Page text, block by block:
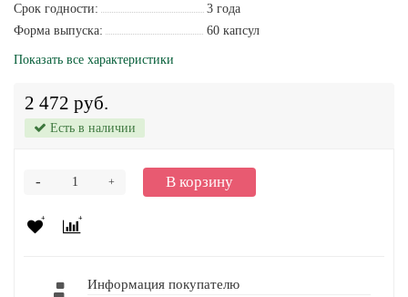
Срок годности:
3 года
Форма выпуска:
60 капсул
Показать все характеристики
2 472 руб.
Есть в наличии
+
- В корзину
Информация покупателю